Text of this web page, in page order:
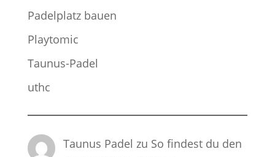
Padelplatz bauen
Playtomic
Taunus-Padel
uthc
Taunus Padel zu So findest du den